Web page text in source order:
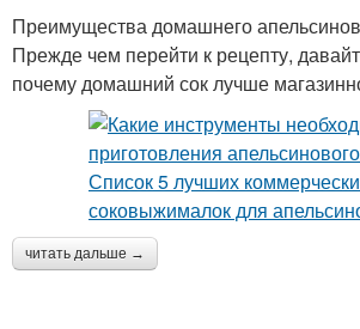
Преимущества домашнего
Прежде чем перейти к рецепту,
почему домашний сок лучше
читать дальше →